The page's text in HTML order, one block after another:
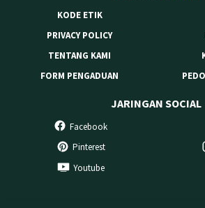
KODE ETIK
PRIVACY POLICY
TENTANG KAMI
FORM PENGADUAN
JARINGAN SOCIAL
Facebook
Pinterest
Youtube